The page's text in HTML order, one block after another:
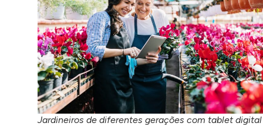
Jardineiros de diferentes gerações com tablet digital